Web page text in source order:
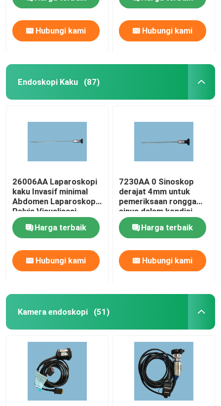
Hubungi kami Hubungi kami
Endoskopi Kaku (87)
26006AA Laparoskopi
kaku Invasif minimal
Abdomen Laparoskopi
Pelvis Visualisasi
Harga terbaik
Hubungi kami
7230AA 0 Sinoskop
derajat 4mm untuk
pemeriksaan rongga
sinus dalam kondisi
baik
Harga terbaik
Hubungi kami
Kamera endoskopi (51)